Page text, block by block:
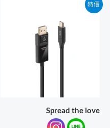
特價
Spread the love